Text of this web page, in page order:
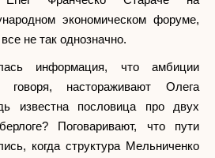
экономическом форуме,
не так однозначно.
информация, что амбиции
говоря, настораживают Олега
известна пословица про двух
Поговаривают, что пути
когда структура Мельниченко